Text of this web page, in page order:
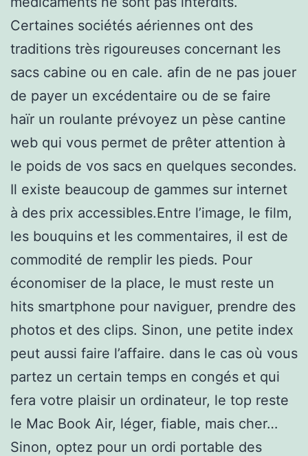
Certaines sociétés aériennes ont des
traditions très rigoureuses concernant les
sacs cabine ou en cale. afin de ne pas jouer
de payer un excédentaire ou de se faire
haïr un roulante prévoyez un pèse cantine
web qui vous permet de prêter attention à
le poids de vos sacs en quelques secondes.
Il existe beaucoup de gammes sur internet
à des prix accessibles.Entre l’image, le film,
les bouquins et les commentaires, il est de
commodité de remplir les pieds. Pour
économiser de la place, le must reste un
hits smartphone pour naviguer, prendre des
photos et des clips. Sinon, une petite index
peut aussi faire l’affaire. dans le cas où vous
partez un certain temps en congés et qui
fera votre plaisir un ordinateur, le top reste
le Mac Book Air, léger, fiable, mais cher…
Sinon, optez pour un ordi portable des